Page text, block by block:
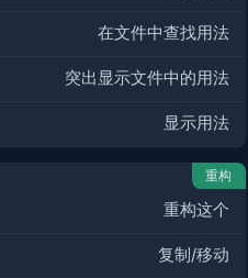
在文件中查找用法
突出显示文件中的用法
显示用法
重构
重构这个
复制/移动